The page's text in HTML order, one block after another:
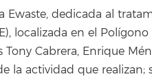
Ewaste, dedicada al
localizada en el
Cabrera, Enrique
la actividad que